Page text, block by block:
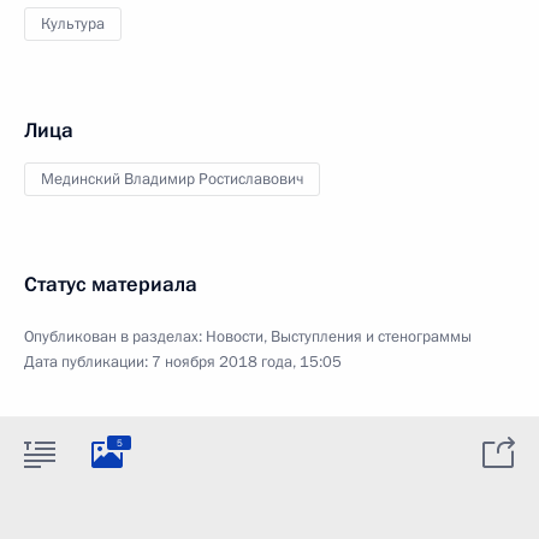
Культура
Лица
Мединский Владимир Ростиславович
Статус материала
Опубликован в разделах: Новости, Выступления и стенограммы
Дата публикации: 7 ноября 2018 года, 15:05
5